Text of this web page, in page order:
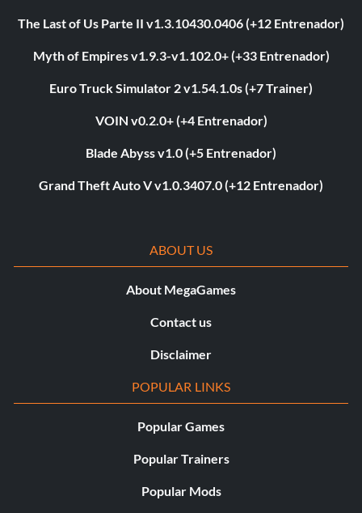
The Last of Us Parte II v1.3.10430.0406 (+12 Entrenador)
Myth of Empires v1.9.3-v1.102.0+ (+33 Entrenador)
Euro Truck Simulator 2 v1.54.1.0s (+7 Trainer)
VOIN v0.2.0+ (+4 Entrenador)
Blade Abyss v1.0 (+5 Entrenador)
Grand Theft Auto V v1.0.3407.0 (+12 Entrenador)
ABOUT US
About MegaGames
Contact us
Disclaimer
POPULAR LINKS
Popular Games
Popular Trainers
Popular Mods